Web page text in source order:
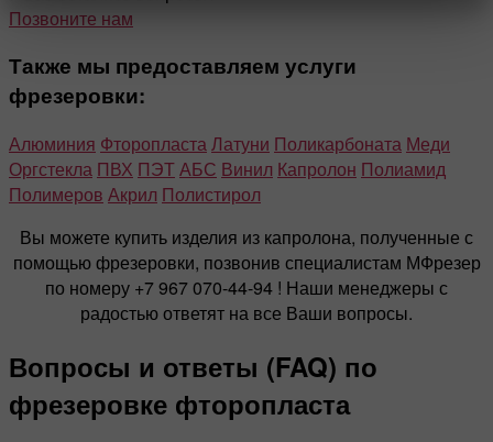
Позвоните нам
Также мы предоставляем услуги
фрезеровки:
Алюминия ФторопластаЛатуни Поликарбоната Меди
Оргстекла ПВХ ПЭТАБС Винил Капролон Полиамид
Полимеров Акрил Полистирол
Вы можете купить изделия из капролона, полученные с
помощью фрезеровки, позвонив специалистам МФрезер
по номеру +7 967 070-44-94 ! Наши менеджеры с
радостью ответят на все Ваши вопросы.
Вопросы и ответы (FAQ) по
фрезеровке фторопласта